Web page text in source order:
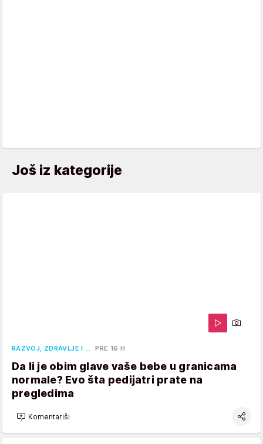
Još iz kategorije
RAZVOJ, ZDRAVLJE I … PRE 16 H
Da li je obim glave vaše bebe u granicama
normale? Evo šta pedijatri prate na
pregledima
Komentariši